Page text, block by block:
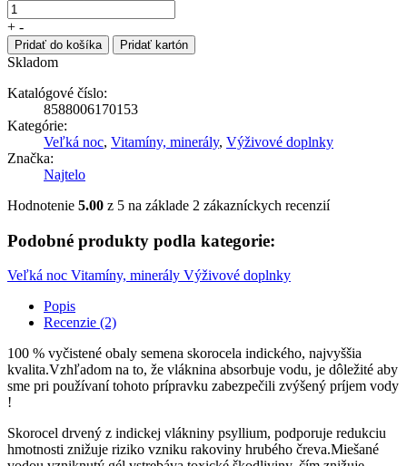
+ -
Pridať do košíka Pridať kartón
Skladom
Katalógové číslo:
8588006170153
Kategórie:
Veľká noc, Vitamíny, minerály, Výživové doplnky
Značka:
Najtelo
Hodnotenie 5.00 z 5 na základe 2 zákazníckych recenzií
Podobné produkty podla kategorie:
Veľká noc Vitamíny, minerály Výživové doplnky
Popis
Recenzie (2)
100 % vyčistené obaly semena skorocela indického, najvyššia
kvalita.Vzhľadom na to, že vláknina absorbuje vodu, je dôležité aby
sme pri používaní tohoto prípravku zabezpečili zvýšený príjem vody
!
Skorocel drvený z indickej vlákniny psyllium, podporuje redukciu
hmotnosti znižuje riziko vzniku rakoviny hrubého čreva.Miešané